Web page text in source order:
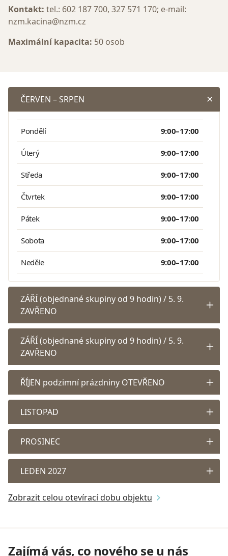
Kontakt: tel.: 602 187 700, 327 571 170; e-mail:
nzm.kacina@nzm.cz
Maximální kapacita: 50 osob
ČERVEN – SRPEN
Pondělí 9:00–17:00
Úterý 9:00–17:00
Středa 9:00–17:00
Čtvrtek 9:00–17:00
Pátek 9:00–17:00
Sobota 9:00–17:00
Neděle 9:00–17:00
ZÁŘÍ (objednané skupiny od 9 hodin) / 5. 9.
ZAVŘENO
ZÁŘÍ (objednané skupiny od 9 hodin) / 5. 9.
ZAVŘENO
ŘÍJEN podzimní prázdniny OTEVŘENO
LISTOPAD
PROSINEC
LEDEN 2027
Zobrazit celou otevírací dobu objektu
Zajímá vás, co nového se u nás